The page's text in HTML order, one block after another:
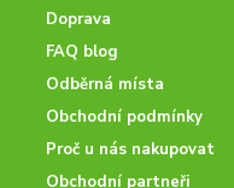
Doprava
FAQ blog
Odběrná místa
Obchodní podmínky
Proč u nás nakupovat
Obchodní partneři